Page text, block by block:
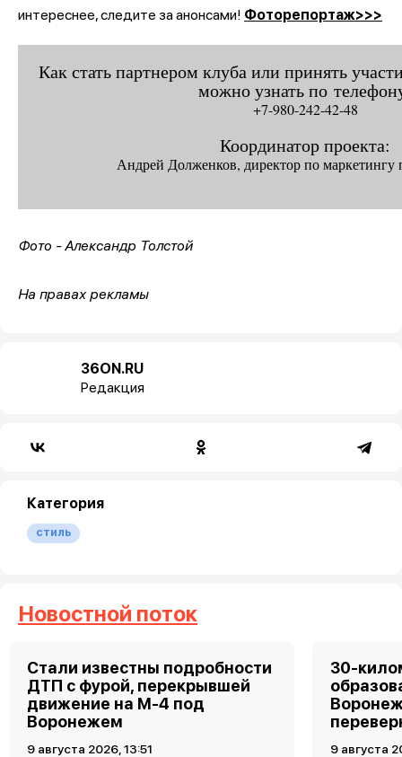
интереснее, следите за анонсами! Фоторепортаж>>>
Как стать партнером клуба или принять
можно узнать по
+7-980-242-42-48
Координатор проекта:
Андрей Долженков, директор по маркетингу
Фото - Александр Толстой
На правах рекламы
36ON.RU
Редакция
Категория
стиль
Новостной поток
Стали известны подробности
ДТП с фурой, перекрывшей
движение на М-4 под
Воронежем
9 августа 2026, 13:51
30-
9 августа